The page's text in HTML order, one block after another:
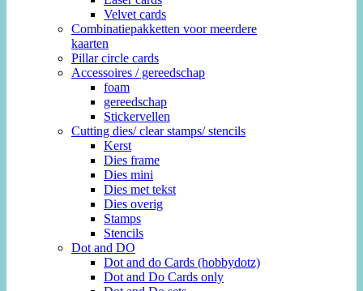
Velvet cards
Combinatiepakketten voor meerdere
kaarten
Pillar circle cards
Accessoires / gereedschap
foam
gereedschap
Stickervellen
Cutting dies/ clear stamps/ stencils
Kerst
Dies frame
Dies mini
Dies met tekst
Dies overig
Stamps
Stencils
Dot and DO
Dot and do Cards (hobbydotz)
Dot and Do Cards only